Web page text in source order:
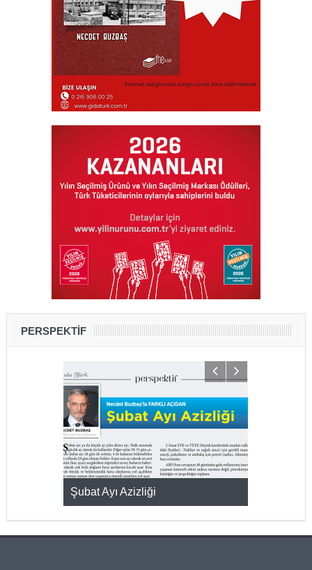
PERSPEKTİF
Şubat Ayı Azizliği